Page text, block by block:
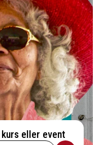
eller event